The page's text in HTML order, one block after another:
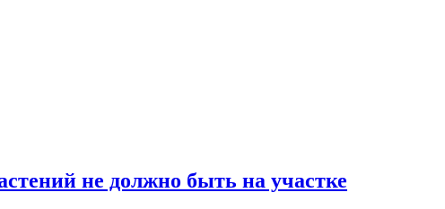
не должно быть на участке